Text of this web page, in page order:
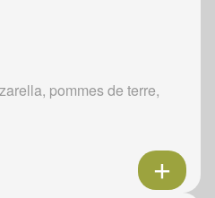
pommes de terre,